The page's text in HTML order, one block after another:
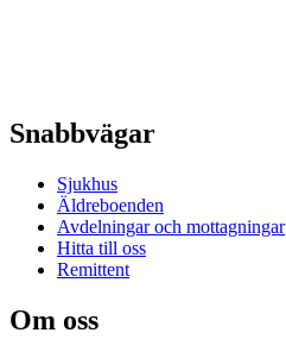
Snabbvägar
Sjukhus
Äldreboenden
Avdelningar och mottagningar
Hitta till oss
Remittent
Om oss